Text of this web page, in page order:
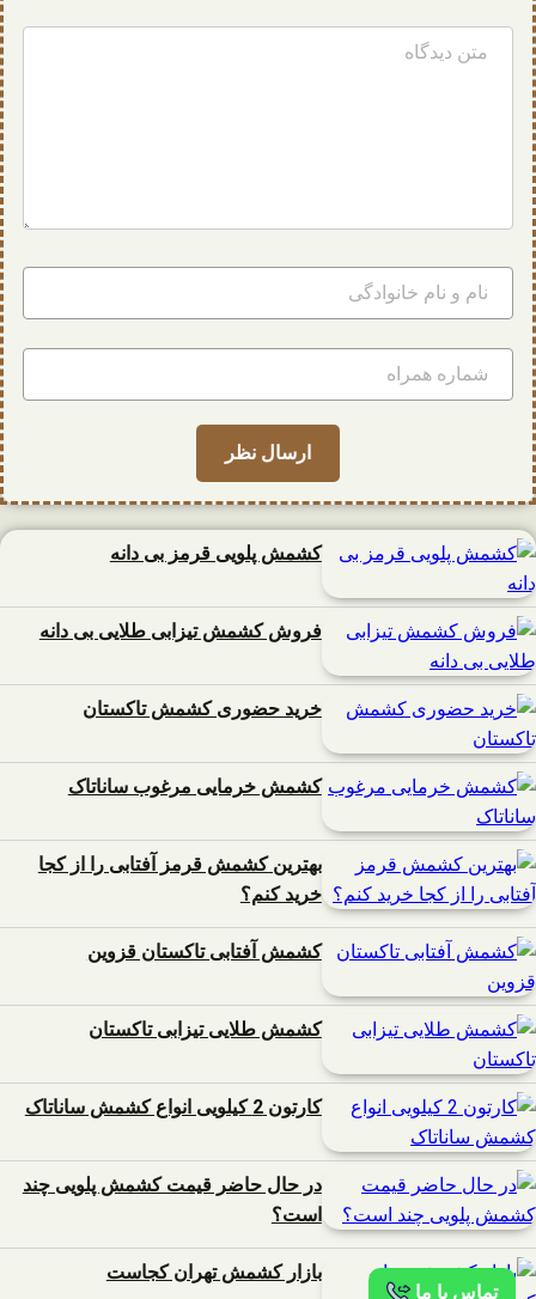
کشمش پلویی قرمز بی دانه
فروش کشمش تیزابی طلایی بی دانه
خرید حضوری کشمش تاکستان
کشمش خرمایی مرغوب ساناتاک
بهترین کشمش قرمز آفتابی را از کجا
خرید کنم؟
کشمش آفتابی تاکستان قزوین
کشمش طلایی تیزابی تاکستان
کارتون 2 کیلویی انواع کشمش ساناتاک
در حال حاضر قیمت کشمش پلویی چند
است؟
بازار کشمش تهران کجاست
تماس با ما